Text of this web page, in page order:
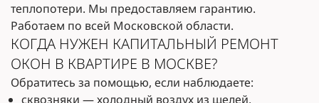
теплопотери. Мы предоставляем гарантию.
Работаем по всей Московской области.
КОГДА НУЖЕН КАПИТАЛЬНЫЙ РЕМОНТ
ОКОН В КВАРТИРЕ В МОСКВЕ?
Обратитесь за помощью, если наблюдаете:
сквозняки — холодный воздух из щелей.